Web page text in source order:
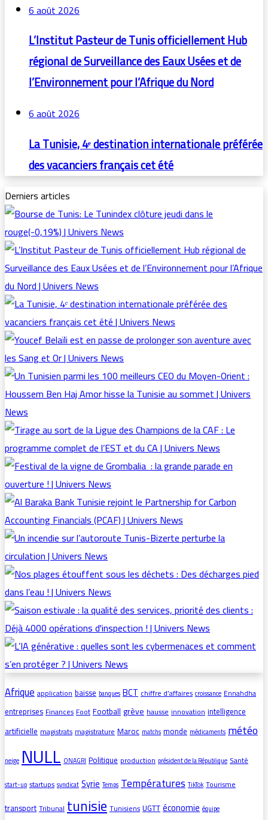
6 août 2026
L’Institut Pasteur de Tunis officiellement Hub
régional de Surveillance des Eaux Usées et de
l’Environnement pour l’Afrique du Nord
6 août 2026
La Tunisie, 4ᵉ destination internationale préférée
des vacanciers français cet été
Derniers articles
Afriqueapplicationbaisse banques BCTchiffre d’affaires croissance Ennahdha
entreprisesFinancesFootFootballgrèvehausseinnovationintelligence
artificiellemagistratsmagistratureMaroc matchs monde médicaments météo
neige NULL ONAGRI Politique production président de la République Santé
start-up startups syndicat Syrie Temps Températures TikTok Tourisme
transportTribunaltunisieTunisiensUGTTéconomie équipe